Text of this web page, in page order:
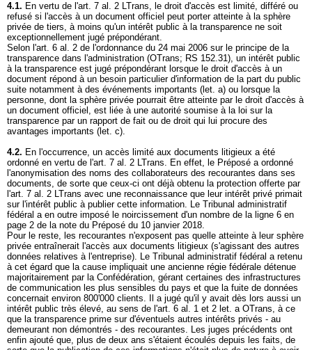
4.1. En vertu de l'art. 7 al. 2 LTrans, le droit d'accès est limité, différé ou
refusé si l'accès à un document officiel peut porter atteinte à la sphère
privée de tiers, à moins qu'un intérêt public à la transparence ne soit
exceptionnellement jugé prépondérant.
Selon l'art. 6 al. 2 de l'ordonnance du 24 mai 2006 sur le principe de la
transparence dans l'administration (OTrans; RS 152.31), un intérêt public
à la transparence est jugé prépondérant lorsque le droit d'accès à un
document répond à un besoin particulier d'information de la part du public
suite notamment à des événements importants (let. a) ou lorsque la
personne, dont la sphère privée pourrait être atteinte par le droit d'accès à
un document officiel, est liée à une autorité soumise à la loi sur la
transparence par un rapport de fait ou de droit qui lui procure des
avantages importants (let. c).
4.2. En l'occurrence, un accès limité aux documents litigieux a été
ordonné en vertu de l'art. 7 al. 2 LTrans. En effet, le Préposé a ordonné
l'anonymisation des noms des collaborateurs des recourantes dans ses
documents, de sorte que ceux-ci ont déjà obtenu la protection offerte par
l'art. 7 al. 2 LTrans avec une reconnaissance que leur intérêt privé primait
sur l'intérêt public à publier cette information. Le Tribunal administratif
fédéral a en outre imposé le noircissement d'un nombre de la ligne 6 en
page 2 de la note du Préposé du 10 janvier 2018.
Pour le reste, les recourantes n'exposent pas quelle atteinte à leur sphère
privée entraînerait l'accès aux documents litigieux (s'agissant des autres
données relatives à l'entreprise). Le Tribunal administratif fédéral a retenu
à cet égard que la cause impliquait une ancienne régie fédérale détenue
majoritairement par la Confédération, gérant certaines des infrastructures
de communication les plus sensibles du pays et que la fuite de données
concernait environ 800'000 clients. Il a jugé qu'il y avait dès lors aussi un
intérêt public très élevé, au sens de l'art. 6 al. 1 et 2 let. a OTrans, à ce
que la transparence prime sur d'éventuels autres intérêts privés - au
demeurant non démontrés - des recourantes. Les juges précédents ont
enfin ajouté que, plus de deux ans s'étaient écoulés depuis les faits, de